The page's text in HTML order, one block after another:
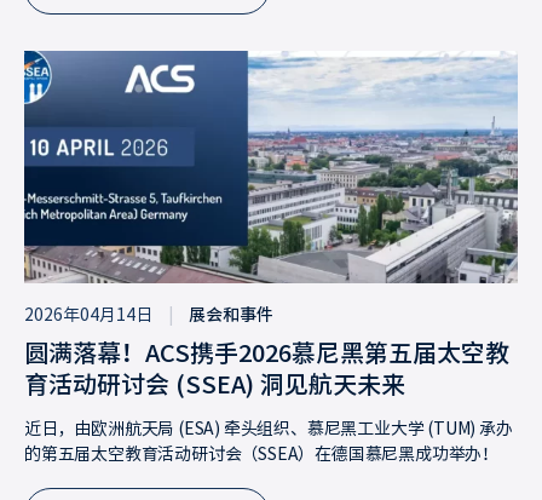
2026年04月14日 展会和事件
圆满落幕！ACS携手2026慕尼黑第五届太空教
育活动研讨会 (SSEA) 洞见航天未来
近日，由欧洲航天局 (ESA) 牵头组织、慕尼黑工业大学 (TUM) 承办
的第五届太空教育活动研讨会（SSEA）在德国慕尼黑成功举办！